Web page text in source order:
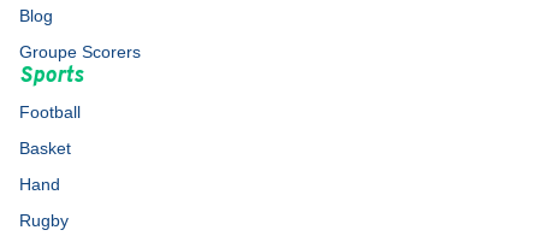
Blog
Groupe Scorers
Sports
Football
Basket
Hand
Rugby